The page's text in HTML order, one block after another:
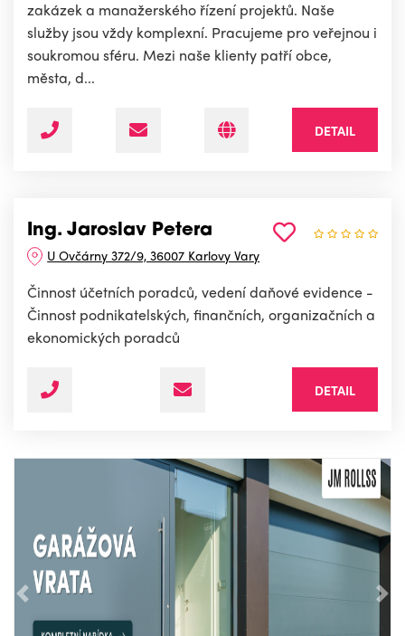
zakázek a manažerského řízení projektů. Naše
služby jsou vždy komplexní. Pracujeme pro veřejnou i
soukromou sféru. Mezi naše klienty patří obce,
města, d...
DETAIL
Ing. Jaroslav Petera
U Ovčárny 372/9, 36007 Karlovy Vary
Činnost účetních poradců, vedení daňové evidence -
Činnost podnikatelských, finančních, organizačních a
ekonomických poradců
DETAIL
Předchozí